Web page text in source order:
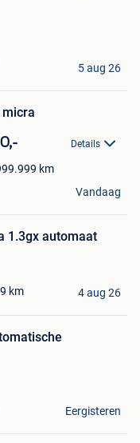
5 aug 26
micra
Details
km
Vandaag
1.3gx automaat
km 4 aug 26
Eergisteren